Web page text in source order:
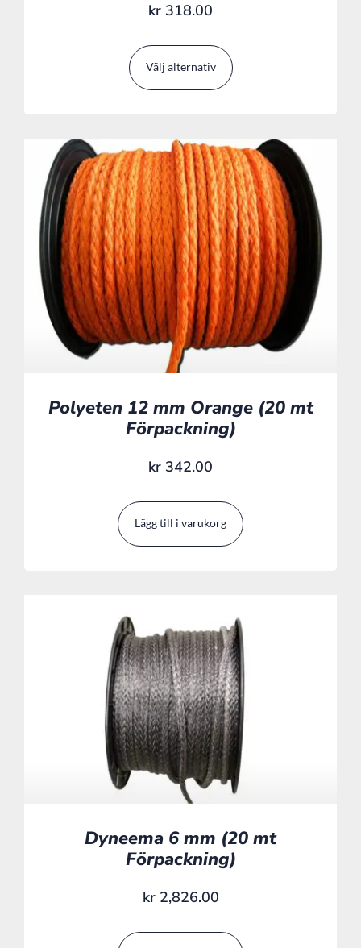
kr 318.00
Välj alternativ
Polyeten 12 mm Orange (20 mt
Förpackning)
kr 342.00
Lägg till i varukorg
Dyneema 6 mm (20 mt
Förpackning)
kr2,826.00